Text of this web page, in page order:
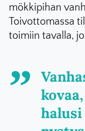
mökkipihan
Toivottomassa
toimiin tavalla,
halusi